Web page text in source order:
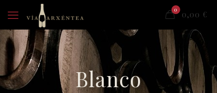
0 0,00 €
Blanco